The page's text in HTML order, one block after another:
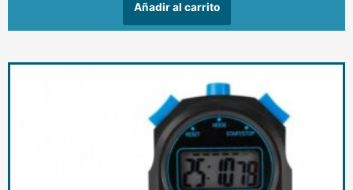
Añadir al carrito